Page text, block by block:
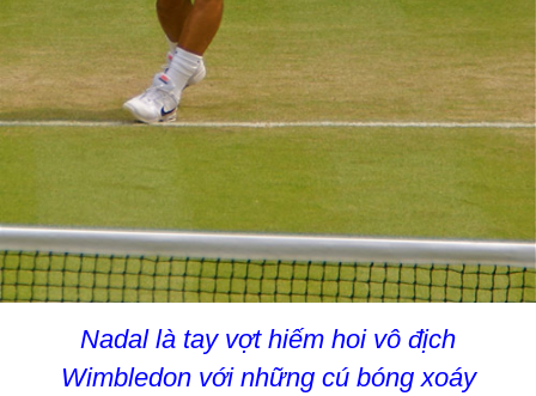
Nadal là tay vợt hiếm hoi vô địch
Wimbledon với những cú bóng xoáy